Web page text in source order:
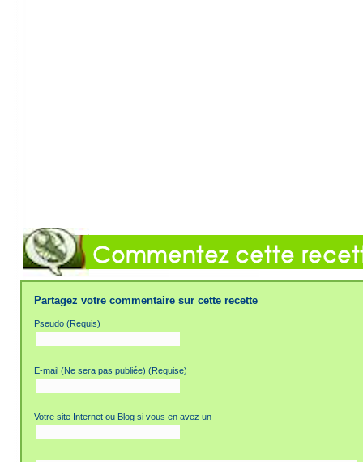
Partagez votre commentaire sur cette recette
Pseudo (Requis)
E-mail (Ne sera pas publiée) (Requise)
Votre site Internet ou Blog si vous en avez un